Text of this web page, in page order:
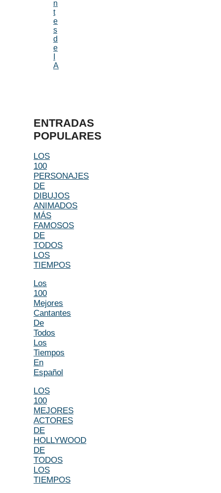
n
t
e
s
d
e
A
ENTRADAS
POPULARES
LOS
100
PERSONAJES
DE
DIBUJOS
ANIMADOS
MÁS
FAMOSOS
DE
TODOS
LOS
TIEMPOS
Los
100
Mejores
Cantantes
De
Todos
Los
Tiempos
En
Español
LOS
100
MEJORES
ACTORES
DE
HOLLYWOOD
DE
TODOS
LOS
TIEMPOS